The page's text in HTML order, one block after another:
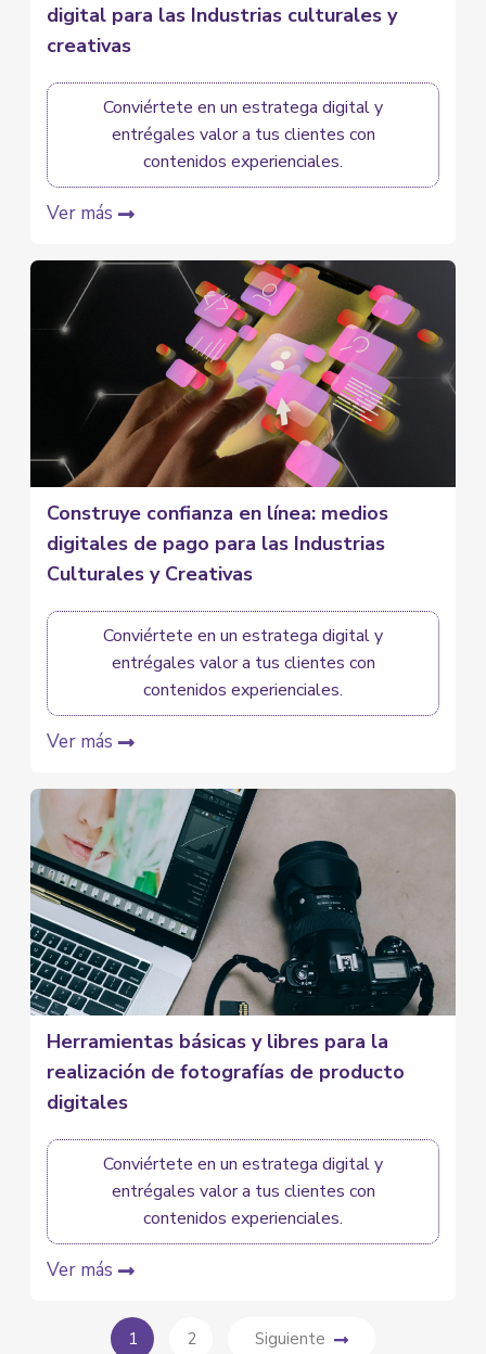
digital para las Industrias culturales y
creativas
Conviértete en un estratega digital y
entrégales valor a tus clientes con
contenidos experienciales.
Ver más
Construye confianza en línea: medios
digitales de pago para las Industrias
Culturales y Creativas
Conviértete en un estratega digital y
entrégales valor a tus clientes con
contenidos experienciales.
Ver más
Herramientas básicas y libres para la
realización de fotografías de producto
digitales
Conviértete en un estratega digital y
entrégales valor a tus clientes con
contenidos experienciales.
Ver más
1 2 Siguiente